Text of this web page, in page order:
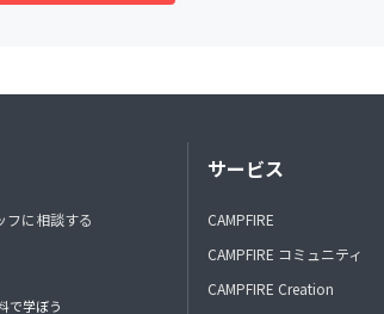
フに相談する
で学ぼう
サービス
CAMPFIRE
CAMPFIRE コミュニティ
CAMPFIRE Creation